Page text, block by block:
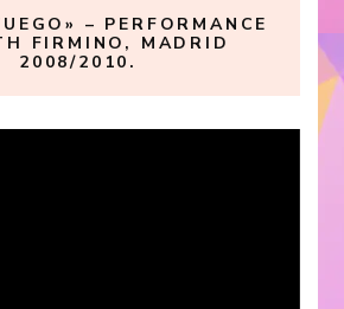
– PERFORMANCE
FIRMINO, MADRID
2008/2010.